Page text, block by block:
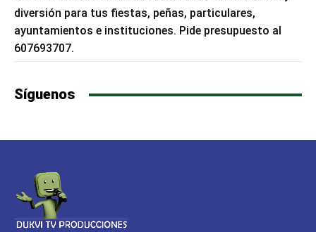
diversión para tus fiestas, peñas, particulares,
ayuntamientos e instituciones. Pide presupuesto al
607693707.
Síguenos